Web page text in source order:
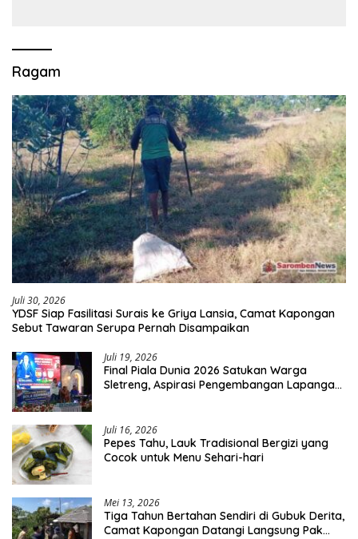
Ragam
Juli 30, 2026
YDSF Siap Fasilitasi Surais ke Griya Lansia, Camat Kapongan
Sebut Tawaran Serupa Pernah Disampaikan
Juli 19, 2026
Final Piala Dunia 2026 Satukan Warga
Sletreng, Aspirasi Pengembangan Lapangan
Juli 16, 2026
Pepes Tahu, Lauk Tradisional Bergizi yang
Cocok untuk Menu Sehari-hari
Mei 13, 2026
Tiga Tahun Bertahan Sendiri di Gubuk Derita,
Camat Kapongan Datangi Langsung Pak